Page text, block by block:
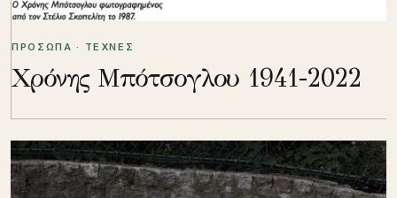
ΠΡΟΣΩΠΑ · ΤΕΧΝΕΣ
Χρόνης Μπότσογλου 1941-2022